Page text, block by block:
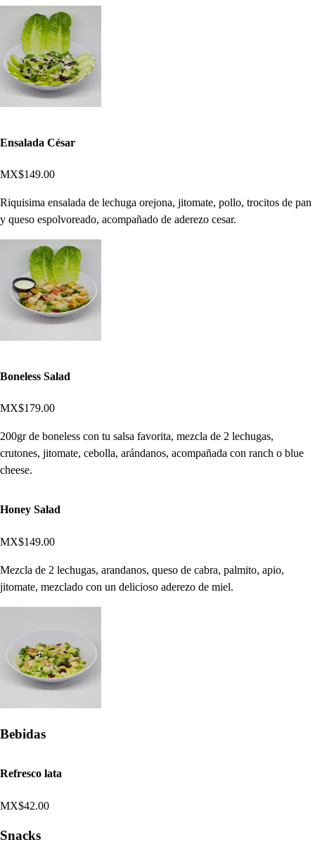
Ensalada César
MX$149.00
Riquisima ensalada de lechuga orejona, jitomate, pollo, trocitos de pan
y queso espolvoreado, acompañado de aderezo cesar.
Boneless Salad
MX$179.00
200gr de boneless con tu salsa favorita, mezcla de 2 lechugas,
crutones, jitomate, cebolla, arándanos, acompañada con ranch o blue
cheese.
Honey Salad
MX$149.00
Mezcla de 2 lechugas, arandanos, queso de cabra, palmito, apio,
jitomate, mezclado con un delicioso aderezo de miel.
Bebidas
Refresco lata
MX$42.00
Snacks